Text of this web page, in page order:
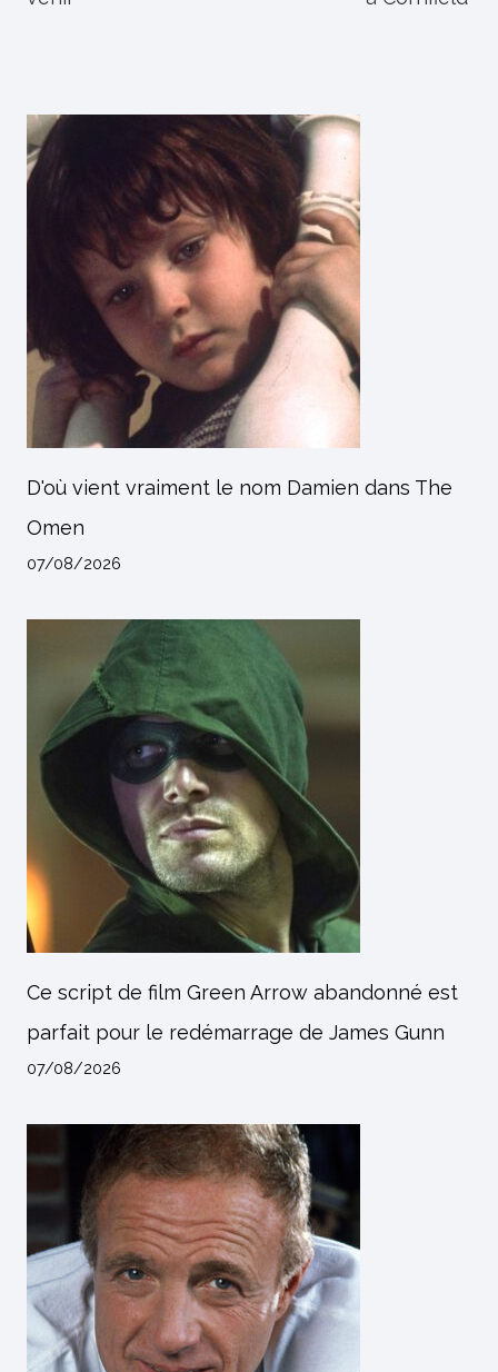
D'où vient vraiment le nom Damien dans The
Omen
07/08/2026
Ce script de film Green Arrow abandonné est
parfait pour le redémarrage de James Gunn
07/08/2026